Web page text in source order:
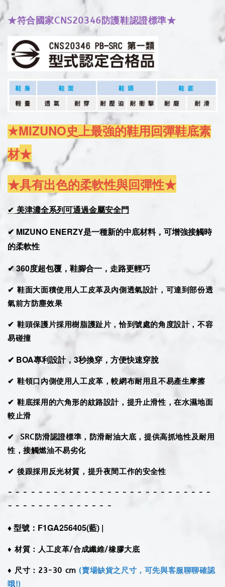
★符合國家CNS20346防護鞋認證標準★
★MIZUNO史上最強的鞋用回彈鞋底素
材★
★具有出色的柔軟性與回彈性★
✔ 美津濃全系列可通過金屬安全門
✔ MIZUNO ENERZY是一種新的中底材料，可增強接觸時
的柔軟性
✔ 360度超包覆，鞋腳合一，走路更輕巧
✔ 鞋面大面積使用人工皮革及內側透氣設計，可達到部份透
氣前方防塵效果
✔ 鞋頭保護片採用樹脂護趾片，恰到號處的角度設計，不容
易碰撞
✔ BOA專利設計，3秒換穿，方便快速穿脫
✔ 鞋領口內側使用人工皮革，較網布耐用且不易產生摩擦
✔ 鞋底採用的六角形的紋路設計，提升止滑性，在水濕地面
較止滑
✔ SRC防滑認證標準，防滑耐油大底，提供高抓地性及耐用
性，接觸燃油不易劣化
✔ 後跟採用反光材質，提升夜間工作的安全性
- - - - - - - - - - - - - - - - - - - - - - - - - - -
- - - - - - - - - - - - - -
♦︎ 型號：F1GA256405(藍) |
♦︎ 材質：人工皮革/合成纖維/橡膠大底
♦︎ 尺寸：23-30 cm (賣場缺貨之尺寸，可先與客服聊聊確認
哦!)